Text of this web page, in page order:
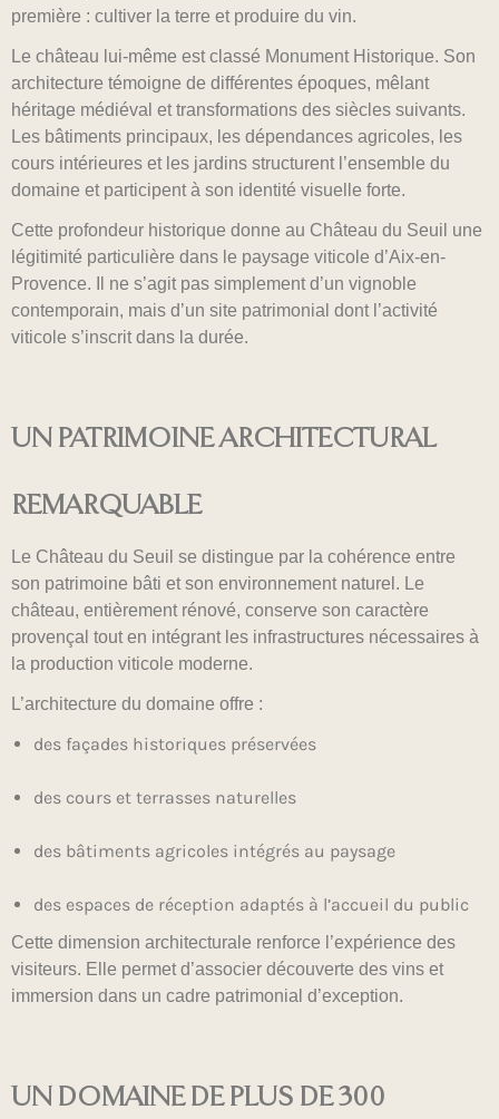
première : cultiver la terre et produire du vin.
Le château lui-même est classé Monument Historique. Son
architecture témoigne de différentes époques, mêlant
héritage médiéval et transformations des siècles suivants.
Les bâtiments principaux, les dépendances agricoles, les
cours intérieures et les jardins structurent l’ensemble du
domaine et participent à son identité visuelle forte.
Cette profondeur historique donne au Château du Seuil une
légitimité particulière dans le paysage viticole d’Aix-en-
Provence. Il ne s’agit pas simplement d’un vignoble
contemporain, mais d’un site patrimonial dont l’activité
viticole s’inscrit dans la durée.
UN PATRIMOINE ARCHITECTURAL
REMARQUABLE
Le Château du Seuil se distingue par la cohérence entre
son patrimoine bâti et son environnement naturel. Le
château, entièrement rénové, conserve son caractère
provençal tout en intégrant les infrastructures nécessaires à
la production viticole moderne.
L’architecture du domaine offre :
des façades historiques préservées
des cours et terrasses naturelles
des bâtiments agricoles intégrés au paysage
des espaces de réception adaptés à l’accueil du public
Cette dimension architecturale renforce l’expérience des
visiteurs. Elle permet d’associer découverte des vins et
immersion dans un cadre patrimonial d’exception.
UN DOMAINE DE PLUS DE 300